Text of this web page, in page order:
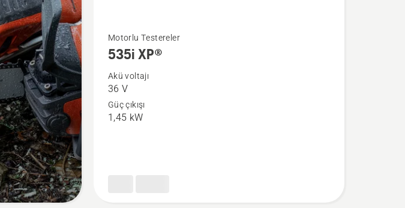
535i
XP®
hakkında
daha
fazla
ayrıntı
Motorlu Testereler
535i XP®
Akü voltajı
36 V
Güç çıkışı
1,45 kW